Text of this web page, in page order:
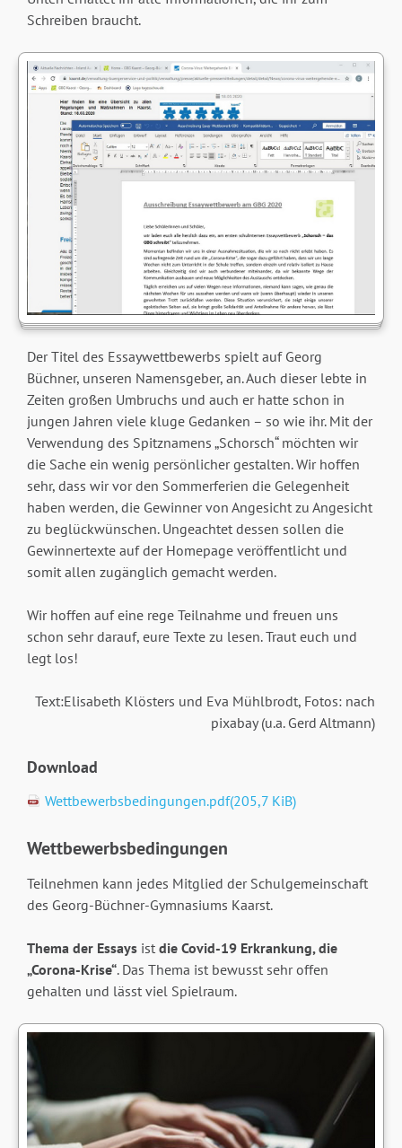
Schreiben braucht.
Der Titel des Essaywettbewerbs spielt auf Georg
Büchner, unseren Namensgeber, an. Auch dieser lebte in
Zeiten großen Umbruchs und auch er hatte schon in
jungen Jahren viele kluge Gedanken – so wie ihr. Mit der
Verwendung des Spitznamens „Schorsch“ möchten wir
die Sache ein wenig persönlicher gestalten. Wir hoffen
sehr, dass wir vor den Sommerferien die Gelegenheit
haben werden, die Gewinner von Angesicht zu Angesicht
zu beglückwünschen. Ungeachtet dessen sollen die
Gewinnertexte auf der Homepage veröffentlicht und
somit allen zugänglich gemacht werden.
Wir hoffen auf eine rege Teilnahme und freuen uns
schon sehr darauf, eure Texte zu lesen. Traut euch und
legt los!
Text:Elisabeth Klösters und Eva Mühlbrodt, Fotos: nach
pixabay (u.a. Gerd Altmann)
Download
Wettbewerbsbedingungen.pdf(205,7 KiB)
Wettbewerbsbedingungen
Teilnehmen kann jedes Mitglied der Schulgemeinschaft
des Georg-Büchner-Gymnasiums Kaarst.
Thema der Essays ist die Covid-19 Erkrankung, die
„Corona-Krise“. Das Thema ist bewusst sehr offen
gehalten und lässt viel Spielraum.